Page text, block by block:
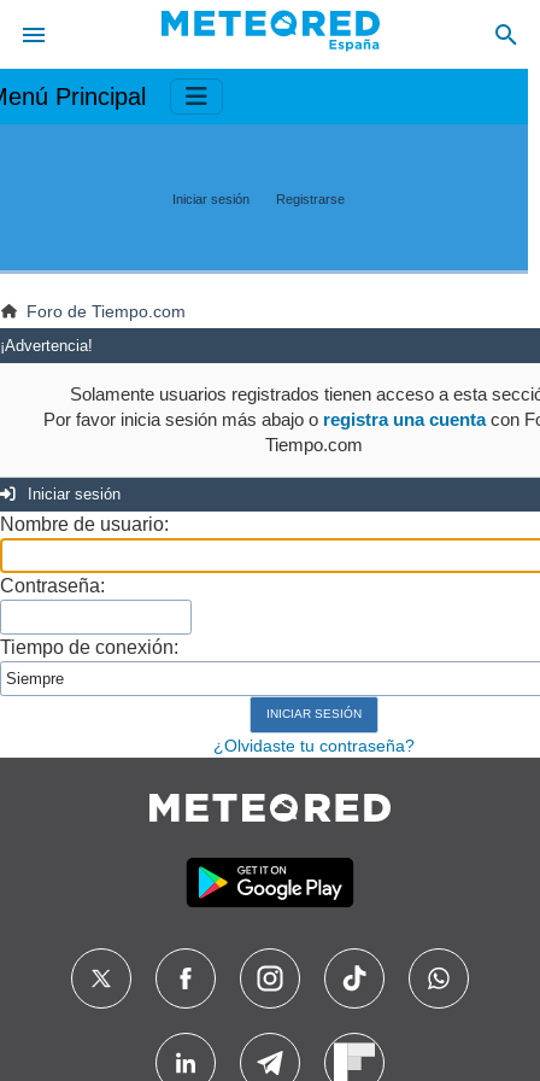
Principal
Iniciar sesión Registrarse
Foro de Tiempo.com
¡Advertencia!
Solamente usuarios registrados tienen acceso a esta
Por favor inicia sesión más abajo o registra una cuentacon
Tiempo.com
Iniciar sesión
Nombre de usuario:
Contraseña:
Tiempo de conexión:
¿Olvidaste tu contraseña?